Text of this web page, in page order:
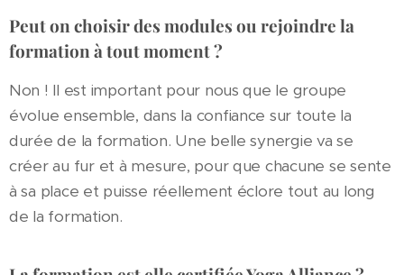
Peut on choisir des modules ou rejoindre la
formation à tout moment ?
Non ! Il est important pour nous que le groupe
évolue ensemble, dans la confiance sur toute la
durée de la formation. Une belle synergie va se
créer au fur et à mesure, pour que chacune se sente
à sa place et puisse réellement éclore tout au long
de la formation.